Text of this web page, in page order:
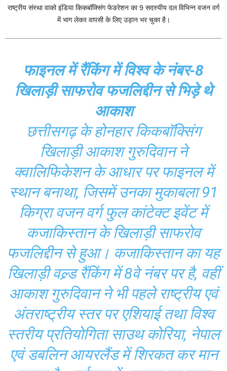
राष्ट्रीय संस्था वाको इंडिया किकबॉक्सिंग फेडरेशन का 9 सदस्यीय दल विभिन्न वजन वर्ग
में भाग लेकर वापसी के लिए उड़ान भर चुका है।
फाइनल में रैंकिंग में विश्व के नंबर-8
खिलाड़ी साफरोव फजलिद्दीन से भिड़े थे
आकाश
छत्तीसगढ़ के होनहार किकबाॅक्सिंग
खिलाड़ी आकाश गुरुदिवान ने
क्वालिफिकेशन के आधार पर फाइनल में
स्थान बनाथा, जिसमें उनका मुकाबला 91
किग्रा वजन वर्ग फुल कांटेक्ट इवेंट में
कजाकिस्तान के खिलाड़ी साफरोव
फजलिद्दीन से हुआ। कजाकिस्तान का यह
खिलाड़ी वल्र्ड रैंकिंग में 8वे नंबर पर है, वहीं
आकाश गुरुदिवान ने भी पहले राष्ट्रीय एवं
अंतराष्ट्रीय स्तर पर एशियाई तथा विश्व
स्तरीय प्रतियोगिता साउथ कोरिया, नेपाल
एवं डबलिन आयरलैंड में शिरकत कर मान